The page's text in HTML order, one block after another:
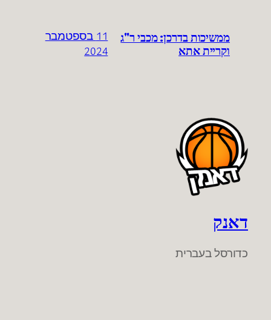
ממשיכות בדרכן: מכבי ר"ג
וקריית אתא
11 בספטמבר
2024
דאנק
כדורסל בעברית